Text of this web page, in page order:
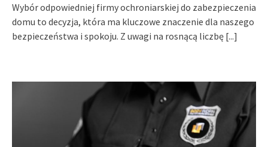
Wybór odpowiedniej firmy ochroniarskiej do zabezpieczenia
domu to decyzja, która ma kluczowe znaczenie dla naszego
bezpieczeństwa i spokoju. Z uwagi na rosnącą liczbę [...]